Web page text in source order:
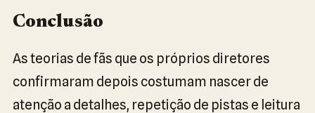
Conclusão
As teorias de fãs que os próprios diretores
confirmaram depois costumam nascer de
atenção a detalhes, repetição de pistas e leitura